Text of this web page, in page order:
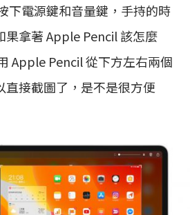
下電源鍵和音量鍵，手持的時
果拿著 Apple Pencil 該怎麼
Apple Pencil 從下方左右兩個
直接截圖了，是不是很方便